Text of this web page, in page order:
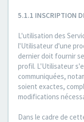
5.1.1 INSCRIPTION
L'utilisation des
l'Utilisateur d'une
dernier doit fournir
profil. L'Utilisateur
communiquées,
soient exactes,
modifications
Dans le cadre de